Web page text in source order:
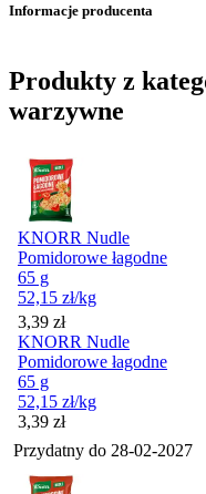
Informacje producenta
Produkty z
warzywne
KNORR Nudle
Pomidorowe łagodne
65 g
52,15 zł/kg
Cena
3,39 zł
KNORR Nudle
Pomidorowe łagodne
65 g
52,15 zł/kg
Cena
3,39 zł
Przydatny do 28-02-2027